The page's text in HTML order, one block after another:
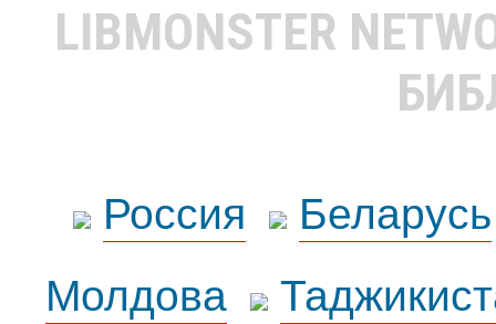
LIBMONSTER
Россия
Беларусь
Молдова